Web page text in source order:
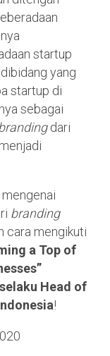
startup
yang
startup di
sebagai
dari
branding
cara mengikuti
a Top of
Head of
!